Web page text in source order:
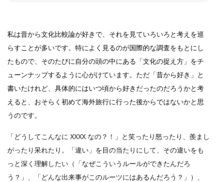
私は昔から文化比較論が好きで、それを見ていろいろと考えを巡
らすことが多いです。特によく見るのが国際的な調査をもとにし
たもので、そのたびに自分の頭の中にある「文化の捉え方」をチ
ューンナップするように心がけています。ただ「昔から好き」と
書いたけれど、具体的にはいつ頃から好きだったのだろうかと考
えると、おそらく初めて海外旅行に行った後からではないかと思
うのです。
「どうしてこんなに XXXX なの？！」と笑ったり怒ったり、羨まし
がったり呆れたり。「違い」を目の当たりにして、その違いをも
っと深く理解したい（「なぜこういうルールができたんだろ
う？」、「どんな出来事がこのルーツにはあるんだろう？」）、